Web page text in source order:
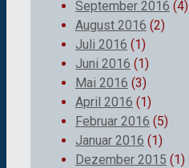
September 2016 (4)
August 2016 (2)
Juli 2016 (1)
Juni 2016 (1)
Mai 2016 (3)
April 2016 (1)
Februar 2016 (5)
Januar 2016 (1)
Dezember 2015 (1)